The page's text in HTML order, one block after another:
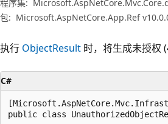
程序集:
包: Microsoft.AspNetCore.App.Ref
执行 ObjectResult 时，将生成未授权
C#
public class